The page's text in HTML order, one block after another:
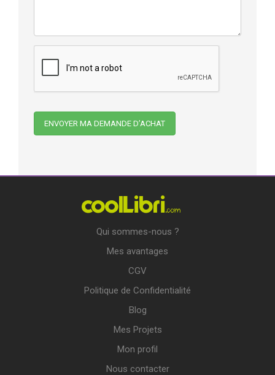
Qui sommes-nous ?
Mes avantages
CGV
Politique de Confidentialité
Blog
Mes Projets
Mon profil
Nous contacter